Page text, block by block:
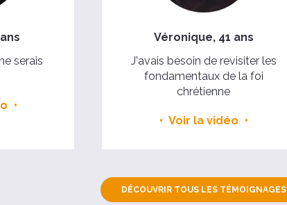
serais
Véronique, 41 ans
J'avais besoin de revisiter les
fondamentaux de la foi
chrétienne
Voir la vidéo
DÉCOUVRIR TOUS LES TÉMOIGNAGES